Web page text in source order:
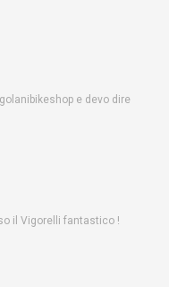
e devo dire
il Vigorelli fantastico !